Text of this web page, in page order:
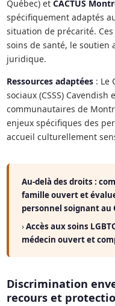
Québec) etCACTUS
spécifiquement adaptés
situation de précarité.
soins de santé, le soutien
juridique.
Ressources adaptées : Le
sociaux (CSSS)
communautaires de
enjeux spécifiques des
accueil culturellement
Au-delà des droits :
famille ouvert et
personnel soignant au
›Accès aux soins
médecin ouvert et
Discrimination
recours et